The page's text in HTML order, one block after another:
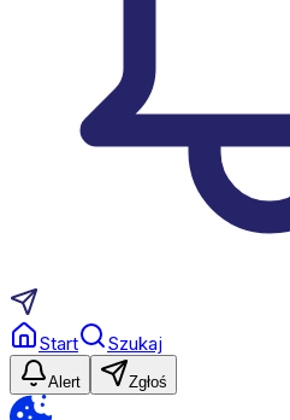
Start Szukaj
Alert Zgłoś